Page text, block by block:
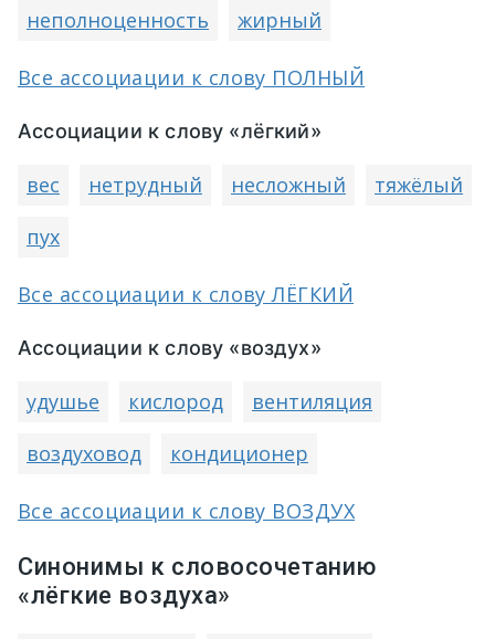
неполноценность
жирный
Все ассоциации к слову ПОЛНЫЙ
Ассоциации к слову «лёгкий»
вес нетрудный несложный
тяжёлый
пух
Все ассоциации к слову ЛЁГКИЙ
Ассоциации к слову «воздух»
удушье кислород
вентиляция
воздуховод
кондиционер
Все ассоциации к слову ВОЗДУХ
Синонимы к словосочетанию
«лёгкие воздуха»